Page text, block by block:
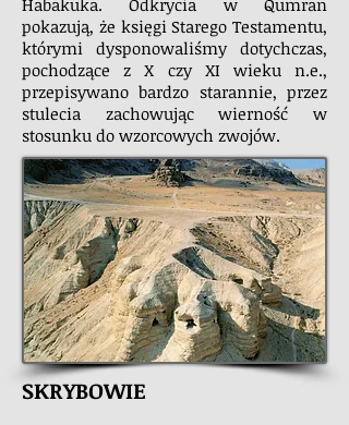
Habakuka. Odkrycia w Qumran
pokazują, że księgi Starego Testamentu,
którymi dysponowaliśmy dotychczas,
pochodzące z X czy XI wieku n.e.,
przepisywano bardzo starannie, przez
stulecia zachowując wierność w
stosunku do wzorcowych zwojów.
SKRYBOWIE